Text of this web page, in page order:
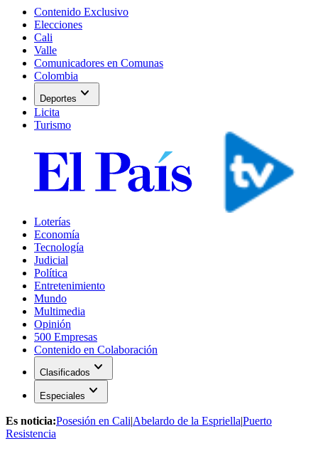
Contenido Exclusivo
Elecciones
Cali
Valle
Comunicadores en Comunas
Colombia
Deportes expand_more
Licita
Turismo
Loterías
Economía
Tecnología
Judicial
Política
Entretenimiento
Mundo
Multimedia
Opinión
500 Empresas
Contenido en Colaboración
Clasificados expand_more
Especiales expand_more
Es noticia:Posesión en Cali|Abelardo de la Espriella|Puerto
Resistencia